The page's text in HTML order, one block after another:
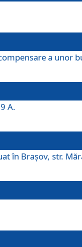
a unor
A.
în Braşov, str.